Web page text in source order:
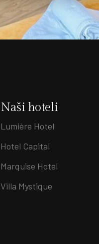
Naši hoteli
Lumière Hotel
Hotel Capital
Marquise Hotel
Villa Mystique